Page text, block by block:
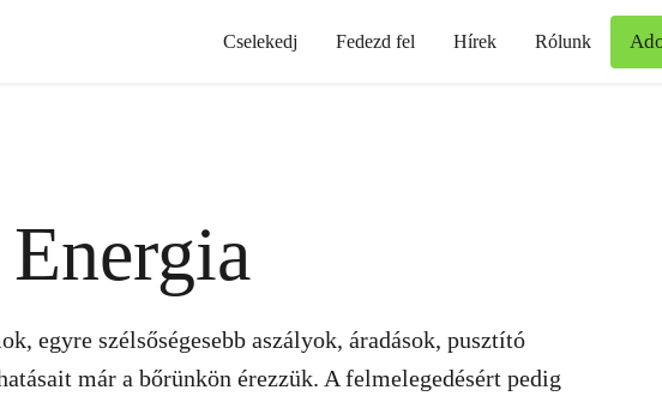
Cselekedj Fedezd fel Hírek Rólunk
egyre szélsőségesebb aszályok, áradások, pusztító
már a bőrünkön érezzük. A felmelegedésért pedig